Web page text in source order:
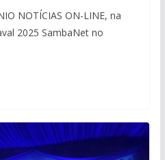
NOTÍCIAS ON-LINE, na
2025 SambaNet no